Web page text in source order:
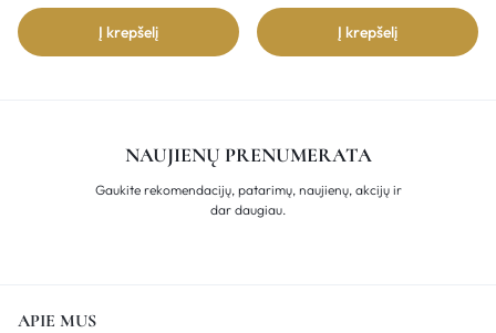
Į krepšelį Į krepšelį
NAUJIENŲ PRENUMERATA
Gaukite rekomendacijų, patarimų, naujienų, akcijų ir
dar daugiau.
APIE MUS